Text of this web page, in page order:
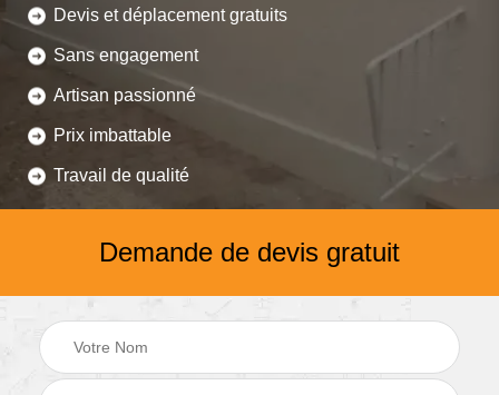
Devis et déplacement gratuits
Sans engagement
Artisan passionné
Prix imbattable
Travail de qualité
Demande de devis gratuit